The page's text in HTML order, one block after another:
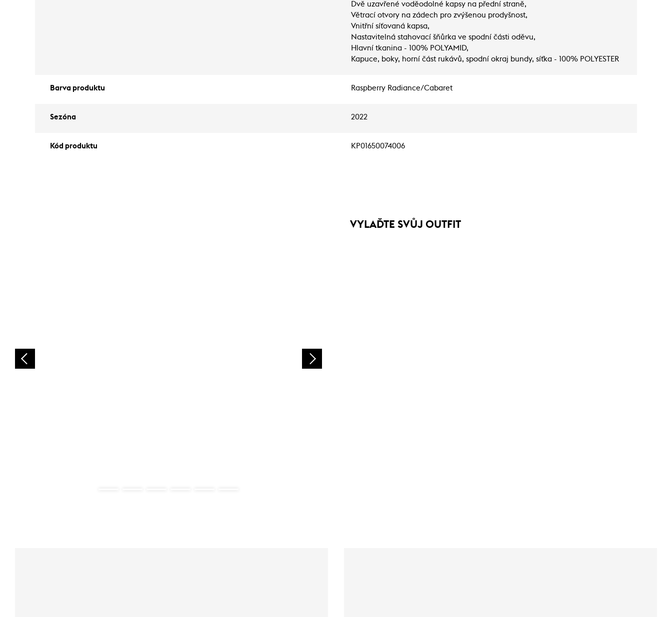
Dvě uzavřené voděodolné kapsy na přední straně,
Větrací otvory na zádech pro zvýšenou prodyšnost,
Vnitřní síťovaná kapsa,
Nastavitelná stahovací šňůrka ve spodní části oděvu,
Hlavní tkanina - 100% POLYAMID,
Kapuce, boky, horní část rukávů, spodní okraj bundy, síťka - 100% POLYESTER
Barva produktu Raspberry Radiance/Cabaret
Sezóna 2022
Kód produktu KP01650074006
VYLAĎTE SVŮJ OUTFIT